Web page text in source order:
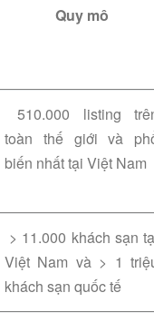
Quy mô
510.000 listing
toàn thế giới và
biến nhất tại Việt Nam
> 11.000 khách sạn
Việt Nam và > 1
khách sạn quốc tế